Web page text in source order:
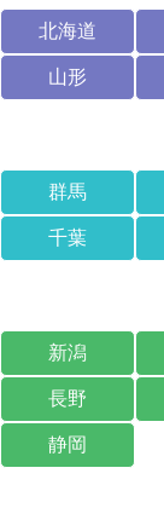
北海道
山形
群馬
千葉
新潟
長野
静岡